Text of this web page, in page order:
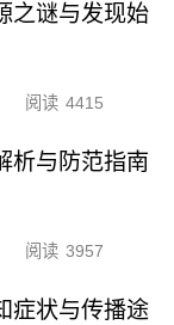
之谜与发现始
阅读 4415
析与防范指南
阅读 3957
症状与传播途